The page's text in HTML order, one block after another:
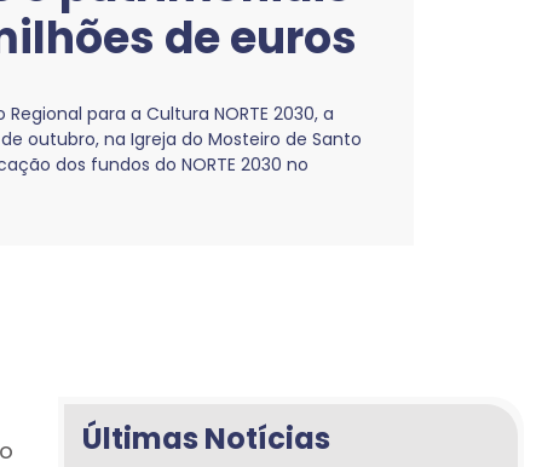
de euros
para a Cultura NORTE 2030, a
outubro, na Igreja do Mosteiro de Santo
dos fundos do NORTE 2030 no
Últimas Notícias